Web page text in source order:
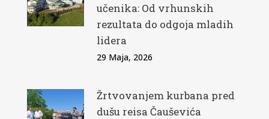
učenika: Od vrhunskih
rezultata do odgoja mladih
lidera
29 Maja, 2026
Žrtvovanjem kurbana pred
dušu reisa Čauševića